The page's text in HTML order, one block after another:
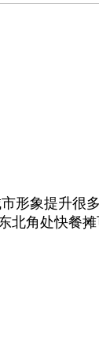
形象提升
角处快餐